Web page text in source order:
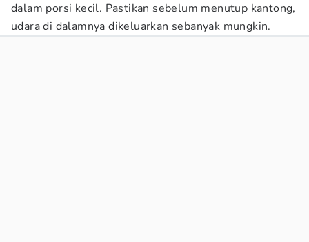
dalam porsi kecil. Pastikan sebelum menutup kantong,
udara di dalamnya dikeluarkan sebanyak mungkin.